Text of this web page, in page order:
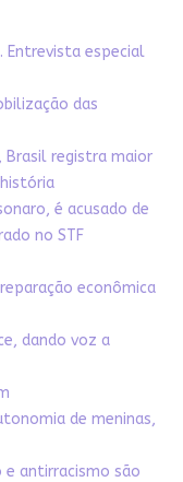
Entrevista especial
das
Brasil registra maior
é acusado de
no STF
econômica
dando voz a
de meninas,
antirracismo são